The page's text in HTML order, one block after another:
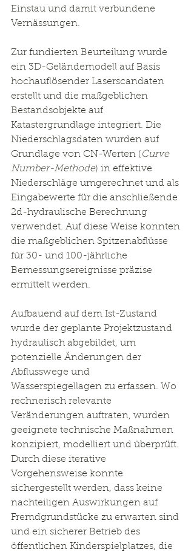
Einstau und damit verbundene
Vernässungen.
Zur fundierten Beurteilung wurde
ein 3D-Geländemodell auf Basis
hochauflösender Laserscandaten
erstellt und die maßgeblichen
Bestandsobjekte auf
Katastergrundlage integriert. Die
Niederschlagsdaten wurden auf
Grundlage von CN-Werten ( Curve
Number-Methode) in effektive
Niederschläge umgerechnet und als
Eingabewerte für die anschließende
2d-hydraulische Berechnung
verwendet. Auf diese Weise konnten
die maßgeblichen Spitzenabflüsse
für 30- und 100-jährliche
Bemessungsereignisse präzise
ermittelt werden.
Aufbauend auf dem Ist-Zustand
wurde der geplante Projektzustand
hydraulisch abgebildet, um
potenzielle Änderungen der
Abflusswege und
Wasserspiegellagen zu erfassen. Wo
rechnerisch relevante
Veränderungen auftraten, wurden
geeignete technische Maßnahmen
konzipiert, modelliert und überprüft.
Durch diese iterative
Vorgehensweise konnte
sichergestellt werden, dass keine
nachteiligen Auswirkungen auf
Fremdgrundstücke zu erwarten sind
und ein sicherer Betrieb des
öffentlichen Kinderspielplatzes, die